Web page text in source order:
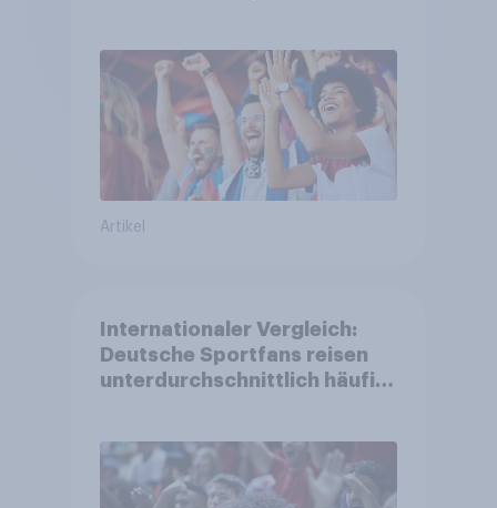
Artikel
Internationaler Vergleich:
Deutsche Sportfans reisen
unterdurchschnittlich häufig